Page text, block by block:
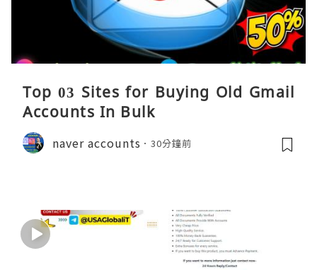
Top 03 Sites for Buying Old Gmail
Accounts In Bulk
naver accounts 30分鐘前